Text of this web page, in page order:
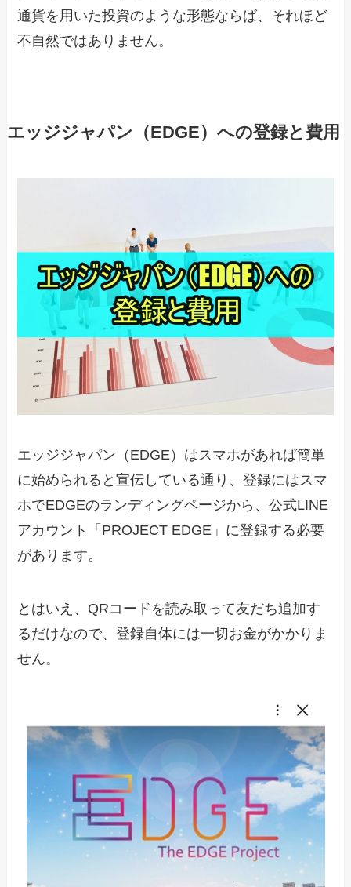
通貨を用いた投資のような形態ならば、それほど
不自然ではありません。
エッジジャパン（EDGE）への登録と費用
エッジジャパン（EDGE）はスマホがあれば簡単
に始められると宣伝している通り、登録にはスマ
ホでEDGEのランディングページから、公式LINE
アカウント「PROJECT EDGE」に登録する必要
があります。
とはいえ、QRコードを読み取って友だち追加す
るだけなので、登録自体には一切お金がかかりま
せん。